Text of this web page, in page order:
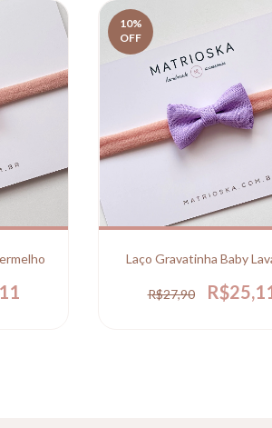
10%
OFF
Laço Gravatinha Baby
R$27,90